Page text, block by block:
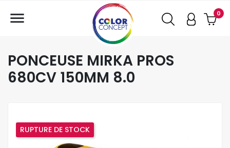
0

PONCEUSE MIRKA PROS
680CV 150MM 8.0
RUPTURE DE STOCK